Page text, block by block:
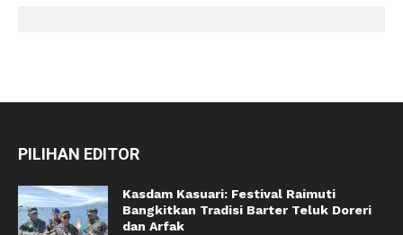
PILIHAN EDITOR
Kasdam Kasuari: Festival Raimuti
Bangkitkan Tradisi Barter Teluk Doreri
dan Arfak